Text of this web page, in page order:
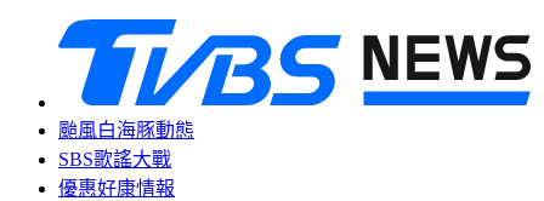
颱風白海豚動態
SBS歌謠大戰
優惠好康情報